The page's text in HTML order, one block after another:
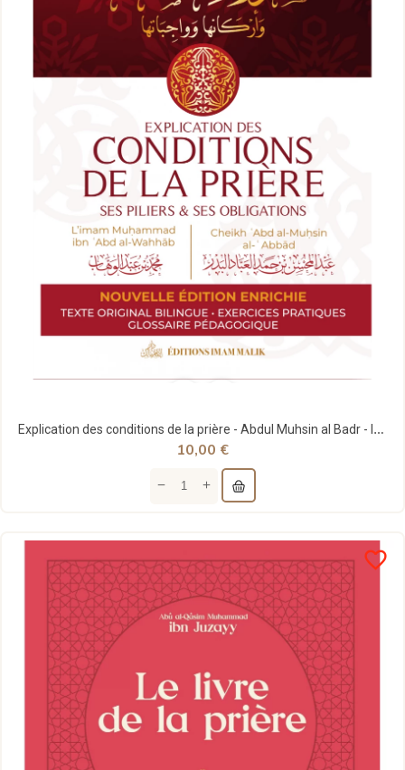
Explication des conditions de la prière - Abdul Muhsin al Badr - Imam Malik éditions
10,00 €
favorite_border